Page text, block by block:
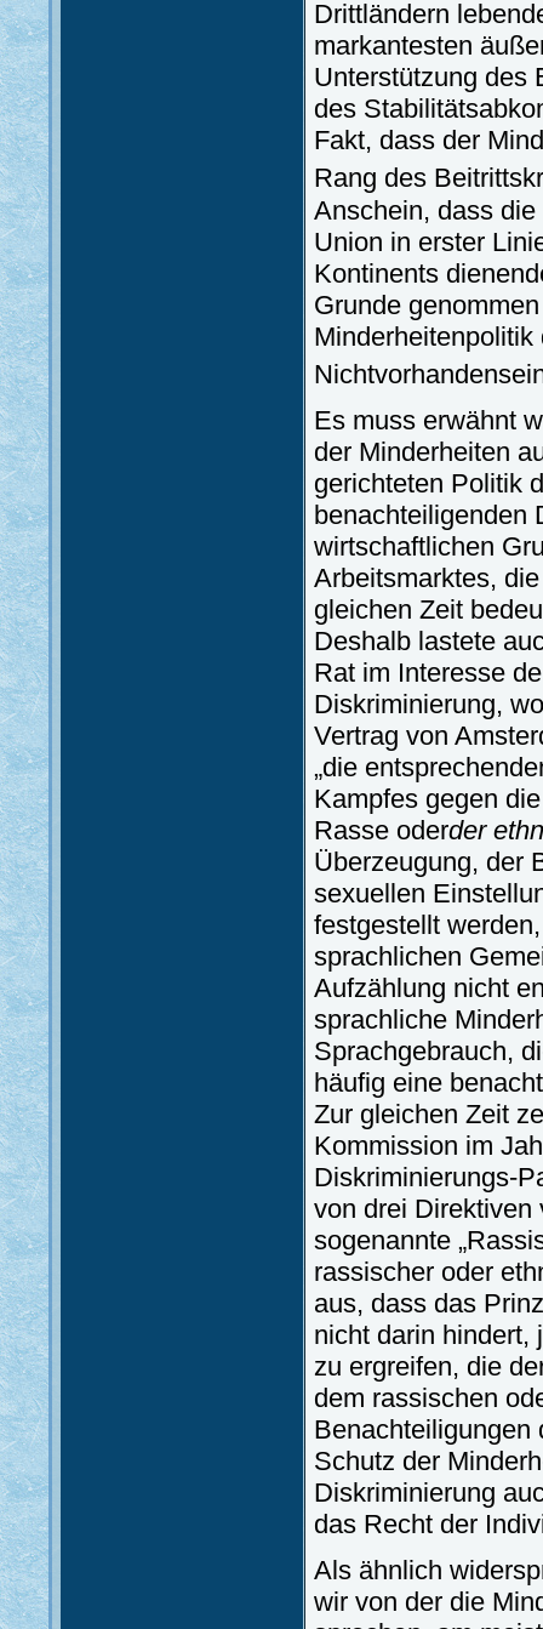
Drittländern
markantesten
Unterstützung des
des
Fakt, dass der
Rang des
Anschein, dass
Union in erster
Kontinents
Grunde
Es muss erwähnt
der Minderheiten
gerichteten Politik
benachteiligenden
wirtschaftlichen
Arbeitsmarktes,
gleichen Zeit
Deshalb lastete
Rat im Interesse
Diskriminierung,
Vertrag von
„die
Kampfes gegen
Rasse oderder
Überzeugung, der
sexuellen
festgestellt
sprachlichen
Aufzählung nicht
sprachliche
Sprachgebrauch,
häufig eine
Zur gleichen Zeit
Kommission im
Diskriminierungs-
von drei Direktiven
sogenannte
rassischer oder
aus, dass das
nicht darin hindert,
zu ergreifen, die
dem rassischen
Benachteiligungen
Schutz der
Diskriminierung
das Recht der
Als ähnlich
wir von der die